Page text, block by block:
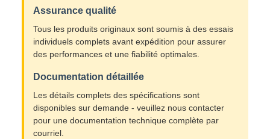
Assurance qualité
Tous les produits originaux sont soumis à des essais
individuels complets avant expédition pour assurer
des performances et une fiabilité optimales.
Documentation détaillée
Les détails complets des spécifications sont
disponibles sur demande - veuillez nous contacter
pour une documentation technique complète par
courriel.